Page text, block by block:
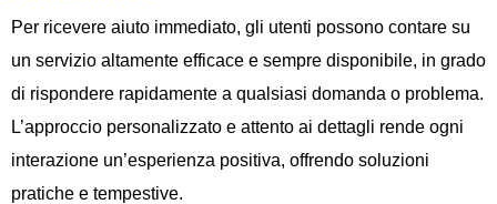
Per ricevere aiuto immediato, gli utenti possono contare su
un servizio altamente efficace e sempre disponibile, in grado
di rispondere rapidamente a qualsiasi domanda o problema.
L’approccio personalizzato e attento ai dettagli rende ogni
interazione un’esperienza positiva, offrendo soluzioni
pratiche e tempestive.